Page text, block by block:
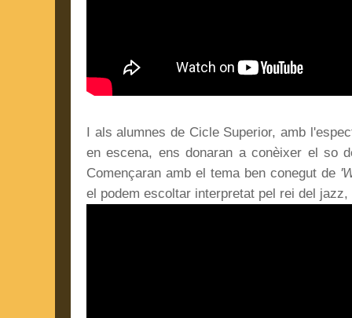
I als alumnes de Cicle Superior, amb
en escena, ens donaran a conèixer el so
Començaran amb el tema ben conegut de
el podem escoltar interpretat pel rei del